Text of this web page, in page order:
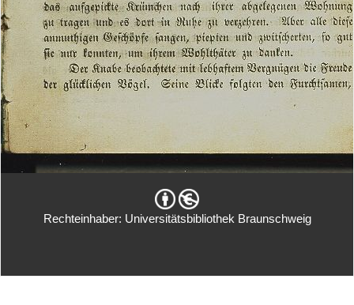
Rechteinhaber: Universitätsbibliothek Braunschweig